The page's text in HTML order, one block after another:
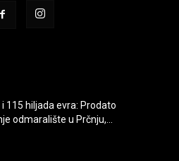
115 hiljada evra: Prodato
odmaralište u Prčnju,...